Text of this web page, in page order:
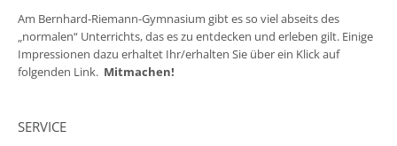
Am Bernhard-Riemann-Gymnasium gibt es so viel abseits des
„normalen“ Unterrichts, das es zu entdecken und erleben gilt. Einige
Impressionen dazu erhaltet Ihr/erhalten Sie über ein Klick auf
folgenden Link. Mitmachen!
SERVICE